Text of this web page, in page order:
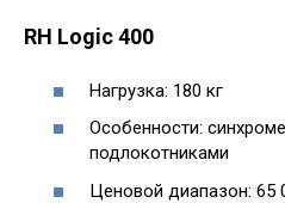
RH Logic 400
Нагрузка: 180 кг
Особенности:
подлокотниками
Ценовой диапазон: 65